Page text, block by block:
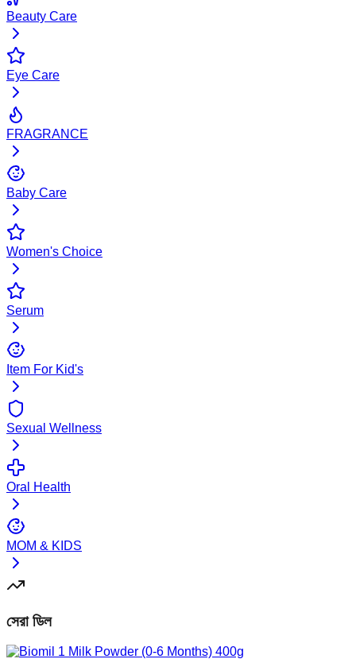
Beauty Care
Eye Care
FRAGRANCE
Baby Care
Women's Choice
Serum
Item For Kid's
Sexual Wellness
Oral Health
MOM & KIDS
সেরা ডিল